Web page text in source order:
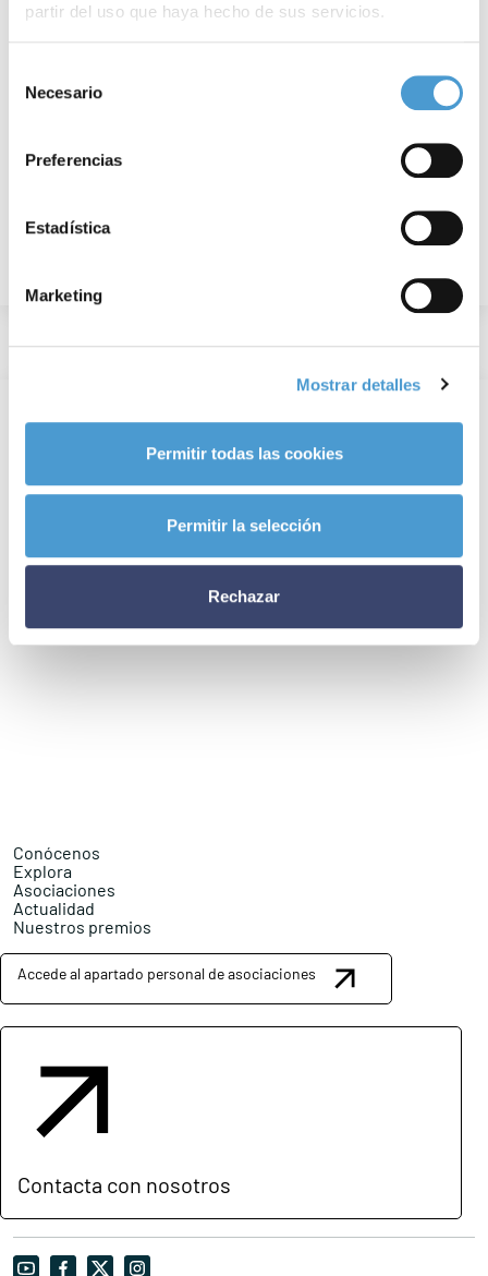
partir del uso que haya hecho de sus servicios.
de cookies
Necesario
Preferencias
Estadística
Marketing
Mostrar detalles
Permitir todas las cookies
Permitir la selección
Rechazar
EL SENADO DE ESPAÑA CELEBRA EL DÍA...
Conócenos
Explora
Asociaciones
Actualidad
Nuestros premios
Accede al apartado personal de asociaciones
Contacta con nosotros